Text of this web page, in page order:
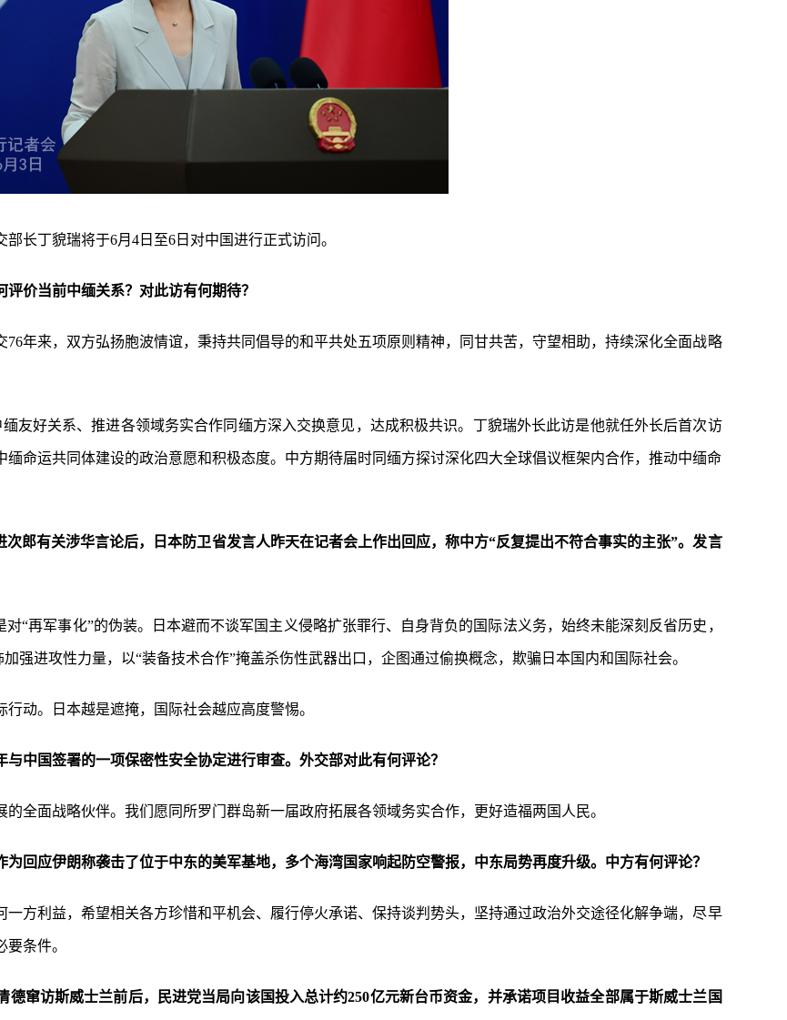
长丁貌瑞将于6月4日至6日对中国进行正式访问。
价当前中缅关系？对此访有何期待？
年来，双方弘扬胞波情谊，秉持共同倡导的和平共处五项原则精神，同甘共苦，守望相助，持续深化全面战略
友好关系、推进各领域务实合作同缅方深入交换意见，达成积极共识。丁貌瑞外长此访是他就任外长后首次访
命运共同体建设的政治意愿和积极态度。中方期待届时同缅方探讨深化四大全球倡议框架内合作，推动中缅命
郎有关涉华言论后，日本防卫省发言人昨天在记者会上作出回应，称中方“反复提出不符合事实的主张”。发言
“再军事化”的伪装。日本避而不谈军国主义侵略扩张罪行、自身背负的国际法义务，始终未能深刻反省历史，
强进攻性力量，以“装备技术合作”掩盖杀伤性武器出口，企图通过偷换概念，欺骗日本国内和国际社会。
动。日本越是遮掩，国际社会越应高度警惕。
中国签署的一项保密性安全协定进行审查。外交部对此有何评论？
全面战略伙伴。我们愿同所罗门群岛新一届政府拓展各领域务实合作，更好造福两国人民。
回应伊朗称袭击了位于中东的美军基地，多个海湾国家响起防空警报，中东局势再度升级。中方有何评论？
方利益，希望相关各方珍惜和平机会、履行停火承诺、保持谈判势头，坚持通过政治外交途径化解争端，尽早
条件。
窜访斯威士兰前后，民进党当局向该国投入总计约250亿元新台币资金，并承诺项目收益全部属于斯威士兰国